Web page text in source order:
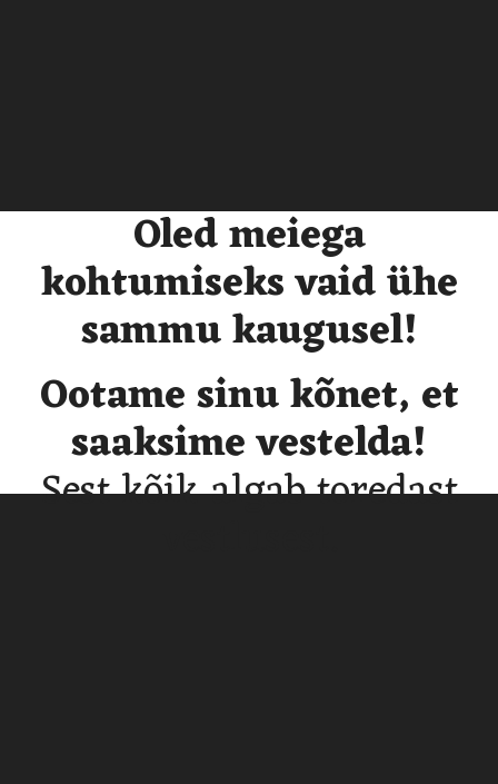
Oled meiega
kohtumiseksvaid ühe
sammu kaugusel!
Ootame sinu kõnet, et
saaksime vestelda!
Sest kõik algab toredast